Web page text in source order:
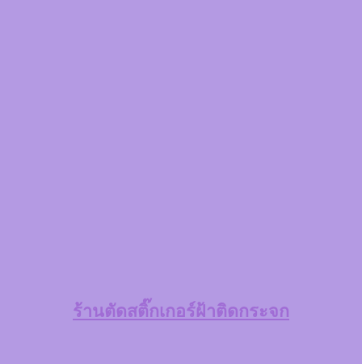
ร้านตัดสติ๊กเกอร์ฝ้าติดกระจก